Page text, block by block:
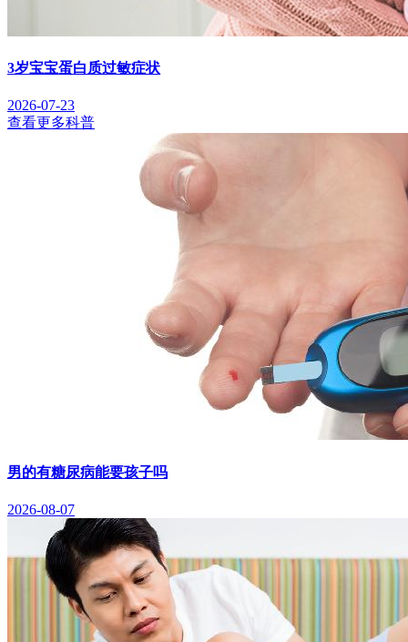
3岁宝宝蛋白质过敏症状
2026-07-23
查看更多科普
男的有糖尿病能要孩子吗
2026-08-07